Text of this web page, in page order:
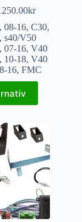
kr
,08-16,C30,
,s40/V50
,07-16,V40
, 10-18,V40
16,FMC